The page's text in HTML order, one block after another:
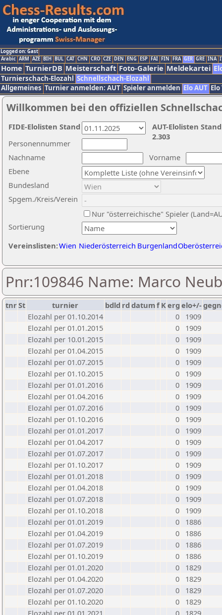
Logged on: Gast
Arabic ARM AZE BIH BUL CAT CHN CRO CZE DEN ENG ESP FAI FIN FRA GER GRE INA
Home TurnierDB Meisterschaft Foto-Galerie Meldekartei
Turnierschach-Elozahl Schnellschach-Elozahl
Allgemeines Turnier anmelden: AUT Spieler anmelden Elo AUT
Willkommen bei den offiziellen
Nachname
Vorname
Ebene
Sortierung
Personennummer
Bundesland
Spgem./Kreis/Verein
Nur "österreichische" Spieler
Vereinslisten:Wien Niederösterreich Burgenland
AUT-Elolisten
2.303
FIDE-Elolisten Stand
Pnr:109846 Name: Marco
tnrSt turnier bdld rd datumf Kerg elo+/-
Elozahl per 01.10.2014
0
1909
Elozahl per 01.01.2015
0
1909
Elozahl per 10.01.2015
0
1909
Elozahl per 01.04.2015
0
1909
Elozahl per 01.07.2015
0
1909
Elozahl per 01.10.2015
0
1909
Elozahl per 01.01.2016
0
1909
Elozahl per 01.04.2016
0
1909
Elozahl per 01.07.2016
0
1909
Elozahl per 01.10.2016
0
1909
Elozahl per 01.01.2017
0
1909
Elozahl per 01.04.2017
0
1909
Elozahl per 01.07.2017
0
1909
Elozahl per 01.10.2017
0
1909
Elozahl per 01.01.2018
0
1909
Elozahl per 01.04.2018
0
1909
Elozahl per 01.07.2018
0
1909
Elozahl per 01.10.2018
0
1909
Elozahl per 01.01.2019
0
1886
Elozahl per 01.04.2019
0
1886
Elozahl per 01.07.2019
0
1886
Elozahl per 01.10.2019
0
1886
Elozahl per 01.01.2020
0
1829
Elozahl per 01.04.2020
0
1829
Elozahl per 01.07.2020
0
1829
Elozahl per 01.10.2020
0
1829
Elozahl per 01.01.2021
0
1829